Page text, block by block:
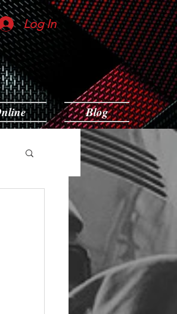
Blog
Log In